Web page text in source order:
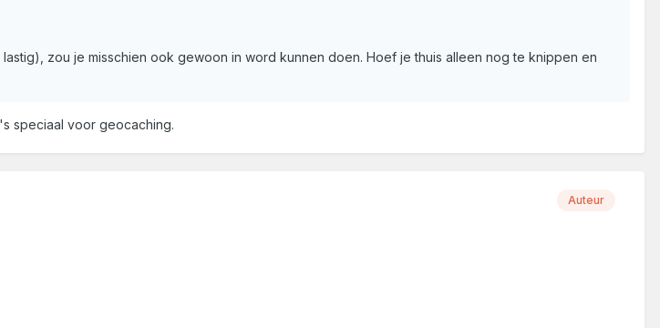
zou je misschien ook gewoon in word kunnen doen. Hoef je thuis alleen nog te knippen en
speciaal voor geocaching.
Auteur